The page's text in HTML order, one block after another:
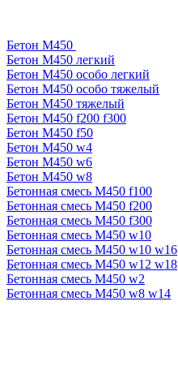
Бетон М450
Бетон М450 легкий
Бетон М450 особо легкий
Бетон М450 особо тяжелый
Бетон М450 тяжелый
Бетон М450 f200 f300
Бетон М450 f50
Бетон М450 w4
Бетон М450 w6
Бетон М450 w8
Бетонная смесь М450 f100
Бетонная смесь М450 f200
Бетонная смесь М450 f300
Бетонная смесь М450 w10
Бетонная смесь М450 w10 w16
Бетонная смесь М450 w12 w18
Бетонная смесь М450 w2
Бетонная смесь М450 w8 w14